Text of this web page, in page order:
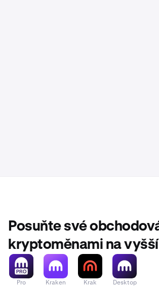
Posuňte své
kryptoměnami na
Pro Kraken Krak Desktop